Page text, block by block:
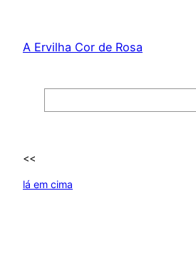
content
A Ervilha Cor de Rosa
<<
lá em cima